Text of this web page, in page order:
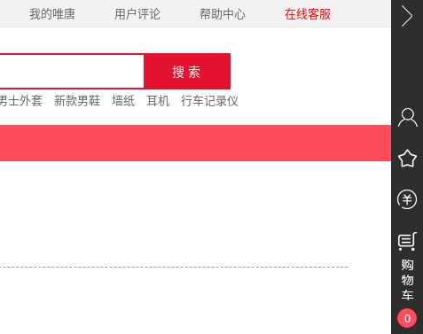
我的唯唐 用户评论 帮助中心 在线客服
士外套 新款男鞋 墙纸 耳机 行车记录仪
0